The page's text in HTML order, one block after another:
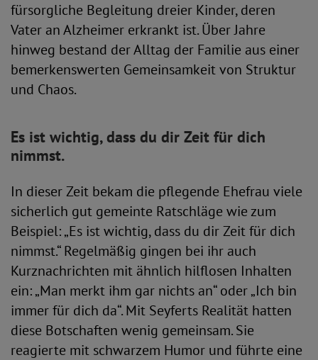
fürsorgliche Begleitung dreier Kinder, deren
Vater an Alzheimer erkrankt ist. Über Jahre
hinweg bestand der Alltag der Familie aus einer
bemerkenswerten Gemeinsamkeit von Struktur
und Chaos.
Es ist wichtig, dass du dir Zeit für dich
nimmst.
In dieser Zeit bekam die pflegende Ehefrau viele
sicherlich gut gemeinte Ratschläge wie zum
Beispiel: „Es ist wichtig, dass du dir Zeit für dich
nimmst.“ Regelmäßig gingen bei ihr auch
Kurznachrichten mit ähnlich hilflosen Inhalten
ein: „Man merkt ihm gar nichts an“ oder „Ich bin
immer für dich da“. Mit Seyferts Realität hatten
diese Botschaften wenig gemeinsam. Sie
reagierte mit schwarzem Humor und führte eine